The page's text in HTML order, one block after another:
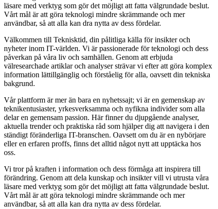
läsare med verktyg som gör det möjligt att fatta välgrundade beslut.
Vårt mål är att göra teknologi mindre skrämmande och mer
användbar, så att alla kan dra nytta av dess fördelar.
Välkommen till Teknisktid, din pålitliga källa för insikter och
nyheter inom IT-världen. Vi är passionerade för teknologi och dess
påverkan på våra liv och samhällen. Genom att erbjuda
välresearchade artiklar och analyser strävar vi efter att göra komplex
information lättillgänglig och förståelig för alla, oavsett din tekniska
bakgrund.
Vår plattform är mer än bara en nyhetssajt; vi är en gemenskap av
teknikentusiaster, yrkesverksamma och nyfikna individer som alla
delar en gemensam passion. Här finner du djupgående analyser,
aktuella trender och praktiska råd som hjälper dig att navigera i den
ständigt föränderliga IT-branschen. Oavsett om du är en nybörjare
eller en erfaren proffs, finns det alltid något nytt att upptäcka hos
oss.
Vi tror på kraften i information och dess förmåga att inspirera till
förändring. Genom att dela kunskap och insikter vill vi utrusta våra
läsare med verktyg som gör det möjligt att fatta välgrundade beslut.
Vårt mål är att göra teknologi mindre skrämmande och mer
användbar, så att alla kan dra nytta av dess fördelar.